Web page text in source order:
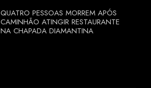
QUATRO PESSOAS MORREM APÓS
CAMINHÃO ATINGIR RESTAURANTE
NA CHAPADA DIAMANTINA